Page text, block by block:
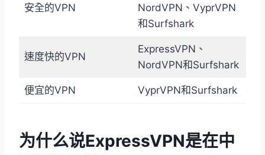
安全的VPN
NordVPN、VyprVPN
和Surfshark
速度快的VPN
ExpressVPN、
NordVPN和Surfshark
便宜的VPN VyprVPN和Surfshark
为什么说ExpressVPN是在中